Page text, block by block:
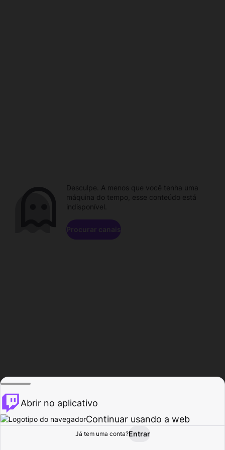
Procurar Atividade
Desculpe. A menos que você tenha uma
máquina do tempo, esse conteúdo está
indisponível.
Procurar canais
Abrir no aplicativo
Continuar usando a web
Já tem uma conta?Entrar